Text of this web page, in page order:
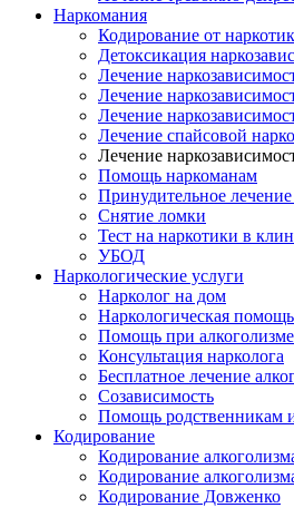
Наркомания
Кодирование от
Детоксикация
Лечение
Лечение
Лечение
Лечение спайсовой
Лечение
Помощь наркоманам
Принудительное
Снятие ломки
Тест на наркотики в
УБОД
Наркологические услуги
Нарколог на дом
Наркологическая помощь
Помощь при алкоголизме
Консультация нарколога
Бесплатное лечение
Созависимость
Помощь родственникам
Кодирование
Кодирование
Кодирование
Кодирование Довженко